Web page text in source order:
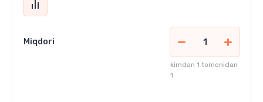
Miqdori
kimdan 1 tomonidan
1